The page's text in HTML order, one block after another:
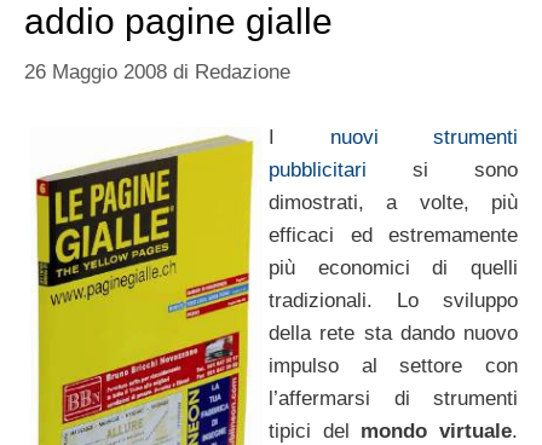
addio pagine gialle
26 Maggio 2008 di Redazione
nuovi strumenti
pubblicitari si sono
dimostrati, a volte, più
efficaci ed estremamente
più economici di quelli
tradizionali. Lo sviluppo
della rete sta dando nuovo
impulso al settore con
l’affermarsi di strumenti
tipici del mondo virtuale.